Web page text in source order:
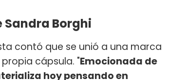
Sandra Borghi
contó que se unió a una marca
cápsula. "Emocionada de
hoy pensando en